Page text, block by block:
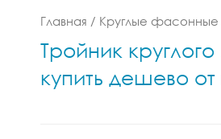
Главная / Круглые фасонные
Тройник
купить дешево